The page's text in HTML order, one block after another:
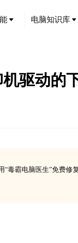
电脑知识库
驱动的
毒霸电脑医生”免费修